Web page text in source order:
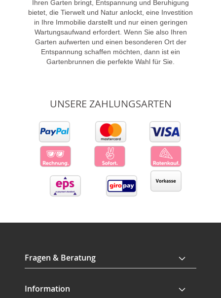
Ihren Garten bringt, Entspannung und Beruhigung
bietet, die Tierwelt und Natur anlockt, eine Investition
in Ihre Immobilie darstellt und nur einen geringen
Wartungsaufwand erfordert. Wenn Sie also Ihren
Garten aufwerten und einen besonderen Ort der
Entspannung schaffen möchten, dann ist ein
Gartenbrunnen die perfekte Wahl für Sie.
UNSERE ZAHLUNGSARTEN
Fragen & Beratung
Information